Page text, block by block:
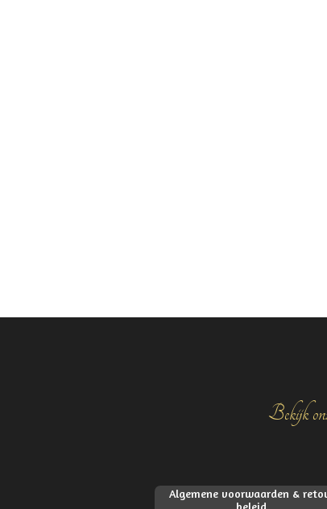
Bekijk
Algemene voorwaarden &
beleid